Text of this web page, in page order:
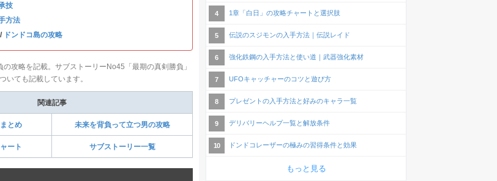
技
方法
/ ドンドコ島の攻略
攻略を記載。サブストーリーNo45「最期の真剣勝負」
いても記載しています。
関連記事
とめ 未来を背負って立つ男の攻略
ート サブストーリー一覧
1章「白日」の攻略チャートと選択肢
伝説のスジモンの入手方法｜伝説レイド
強化鉄鋼の入手方法と使い道｜武器強化素材
UFOキャッチャーのコツと遊び方
プレゼントの入手方法と好みのキャラ一覧
デリバリーヘルプ一覧と解放条件
ドンドコレーザーの極みの習得条件と効果
もっと見る